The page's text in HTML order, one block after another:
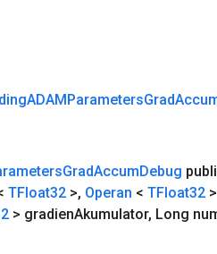
ADAMParametersGrad
GradAccumDebug
TFloat32 >, Operan < TFloat32
> gradienAkumulator, Long